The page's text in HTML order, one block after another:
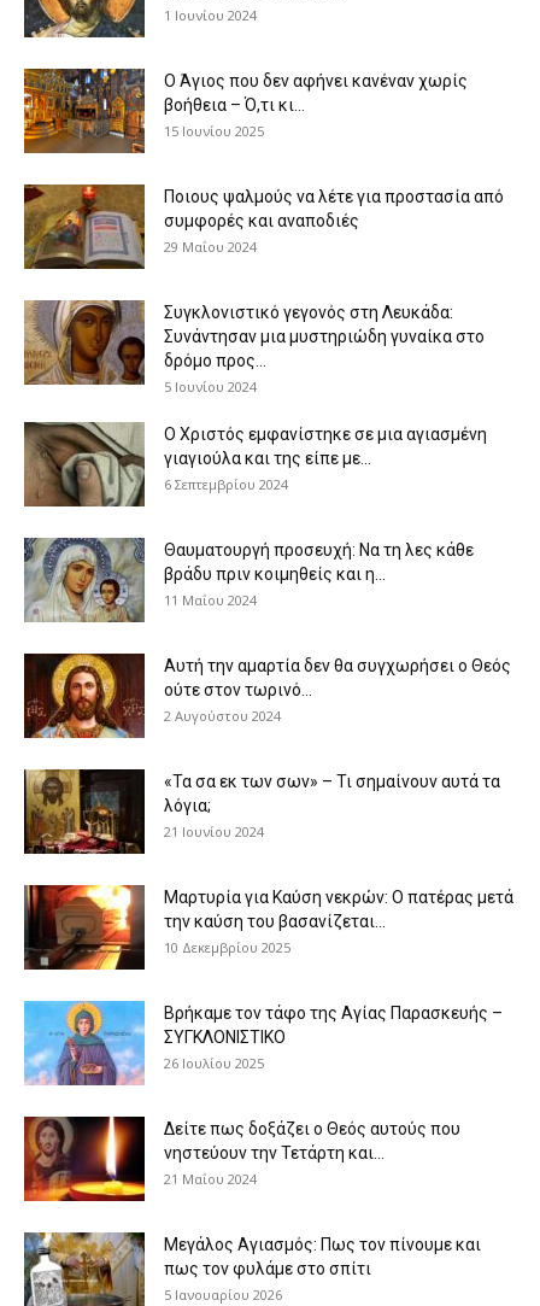
1 Ιουνίου 2024
Ο Άγιος που δεν αφήνει κανέναν χωρίς
βοήθεια – Ό,τι κι...
15 Ιουνίου 2025
Ποιους ψαλμούς να λέτε για προστασία από
συμφορές και αναποδιές
29 Μαΐου 2024
Συγκλονιστικό γεγονός στη Λευκάδα:
Συνάντησαν μια μυστηριώδη γυναίκα στο
δρόμο προς...
5 Ιουνίου 2024
Ο Χριστός εμφανίστηκε σε μια αγιασμένη
γιαγιούλα και της είπε με...
6 Σεπτεμβρίου 2024
Θαυματουργή προσευχή: Να τη λες κάθε
βράδυ πριν κοιμηθείς και η...
11 Μαΐου 2024
Αυτή την αμαρτία δεν θα συγχωρήσει ο Θεός
ούτε στον τωρινό...
2 Αυγούστου 2024
«Τα σα εκ των σων» – Τι σημαίνουν αυτά τα
λόγια;
21 Ιουνίου 2024
Μαρτυρία για Καύση νεκρών: Ο πατέρας μετά
την καύση του βασανίζεται...
10 Δεκεμβρίου 2025
Βρήκαμε τον τάφο της Αγίας Παρασκευής –
ΣΥΓΚΛΟΝΙΣΤΙΚΟ
26 Ιουλίου 2025
Δείτε πως δοξάζει ο Θεός αυτούς που
νηστεύουν την Τετάρτη και...
21 Μαΐου 2024
Μεγάλος Αγιασμός: Πως τον πίνουμε και
πως τον φυλάμε στο σπίτι
5 Ιανουαρίου 2026